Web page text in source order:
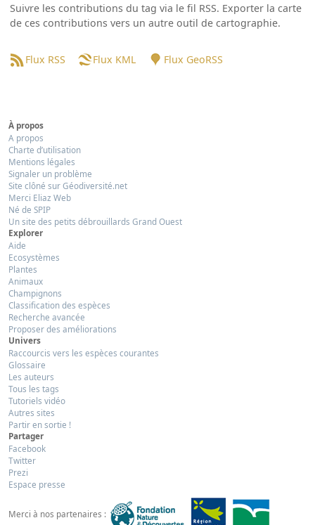
Suivre les contributions du tag via le fil RSS. Exporter la carte
de ces contributions vers un autre outil de cartographie.
Flux RSS Flux KML Flux GeoRSS
À propos
A propos
Charte d’utilisation
Mentions légales
Signaler un problème
Site clôné sur Géodiversité.net
Merci Eliaz Web
Né de SPIP
Un site des petits débrouillards Grand Ouest
Explorer
Aide
Ecosystèmes
Plantes
Animaux
Champignons
Classification des espèces
Recherche avancée
Proposer des améliorations
Univers
Raccourcis vers les espèces courantes
Glossaire
Les auteurs
Tous les tags
Tutoriels vidéo
Autres sites
Partir en sortie !
Partager
Facebook
Twitter
Prezi
Espace presse
Merci à nos partenaires :